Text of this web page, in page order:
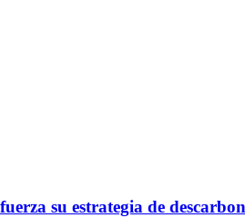
su estrategia de